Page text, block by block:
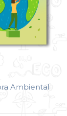
Ambiental